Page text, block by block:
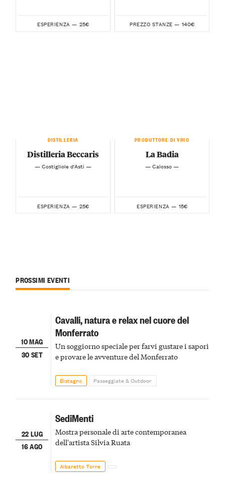
ESPERIENZA — 25€ PREZZO STANZE — 140€
DISTILLERIA
Distilleria Beccaris
— Costigliole d'Asti —
ESPERIENZA — 25€
PRODUTTORE DI VINO
La Badia
— Calosso —
ESPERIENZA — 15€
PROSSIMI EVENTI
10 MAG
30 SET
Cavalli, natura e relax nel cuore del
Monferrato
Un soggiorno speciale per farvi gustare i sapori
e provare le avventure del Monferrato
Bistagno Passeggiate & Outdoor
22 LUG
16 AGO
SediMenti
Mostra personale di arte contemporanea
dell'artista Silvia Ruata
Albaretto Torre